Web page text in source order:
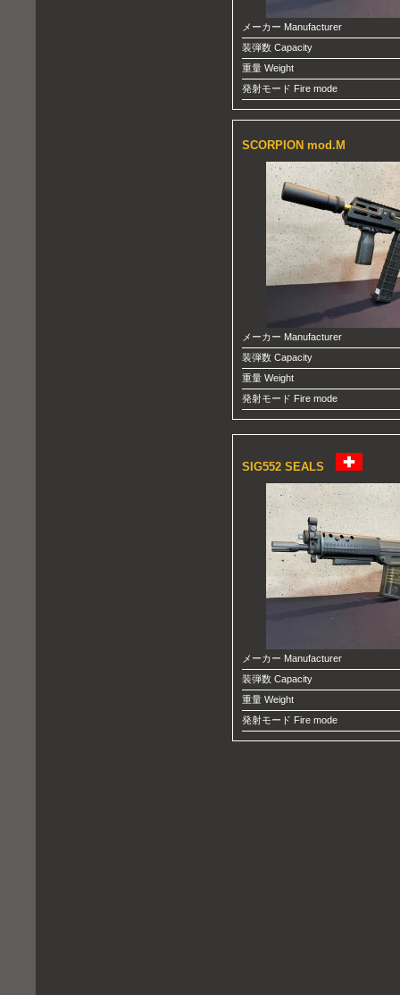
メーカー Manufacturer
装弾数 Capacity
重量 Weight
発射モード Fire mode
SCORPION mod.M
メーカー Manufacturer
装弾数 Capacity
重量 Weight
発射モード Fire mode
SIG552 SEALS
メーカー Manufacturer
装弾数 Capacity
重量 Weight
発射モード Fire mode